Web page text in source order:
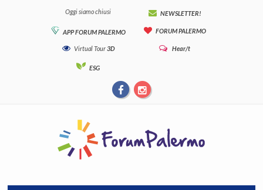
Oggi siamo chiusi NEWSLETTER!
APP FORUM PALERMO FORUM PALERMO
Virtual Tour3D Hear/t
ESG